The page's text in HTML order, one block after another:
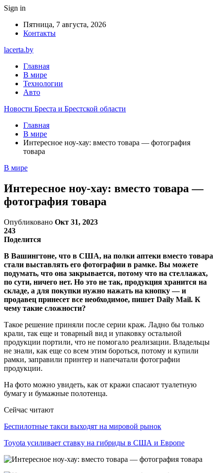
Sign in
Пятница, 7 августа, 2026
Контакты
lacerta.by
Главная
В мире
Технологии
Авто
Новости Бреста и Брестской области
Главная
В мире
Интересное ноу-хау: вместо товара — фотография
товара
В мире
Интересное ноу-хау: вместо товара —
фотография товара
Опубликовано Окт 31, 2023
243
Поделится
В Вашингтоне, что в США, на полки аптеки вместо товара
стали выставлять его фотографии в рамке. Вы можете
подумать, что она закрывается, потому что на стеллажах,
по сути, ничего нет. Но это не так, продукция хранится на
складе, а для покупки нужно нажать на кнопку — и
продавец принесет все необходимое, пишет Daily Mail. К
чему такие сложности?
Такое решение приняли после серии краж. Ладно бы только
крали, так еще и товарный вид и упаковку остальной
продукции портили, что не помогало реализации. Владельцы
не знали, как еще со всем этим бороться, потому и купили
рамки, заправили принтер и напечатали фотографии
продукции.
На фото можно увидеть, как от кражи спасают туалетную
бумагу и бумажные полотенца.
Сейчас читают
Беспилотные такси выходят на мировой рынок
Toyota усиливает ставку на гибриды в США и Европе